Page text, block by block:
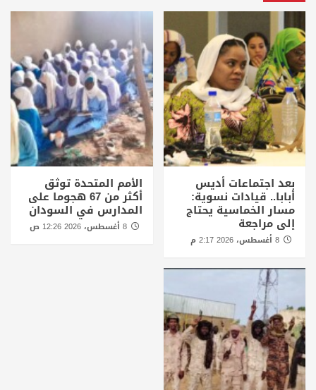
بعد اجتماعات أديس
أبابا.. قيادات نسوية:
مسار الخماسية يحتاج
إلى مراجعة
الأمم المتحدة توثق
أكثر من 67 هجوما على
المدارس في السودان
8 أغسطس، 2026 12:26 ص